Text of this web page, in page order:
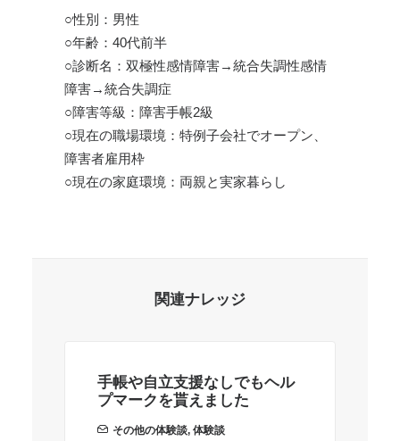
○性別：男性
○年齢：40代前半
○診断名：双極性感情障害→統合失調性感情
障害→統合失調症
○障害等級：障害手帳2級
○現在の職場環境：特例子会社でオープン、
障害者雇用枠
○現在の家庭環境：両親と実家暮らし
関連ナレッジ
手帳や自立支援なしでもヘル
プマークを貰えました
その他の体験談, 体験談